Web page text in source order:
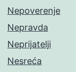
Nepoverenje
Nepravda
Neprijatelji
Nesreća